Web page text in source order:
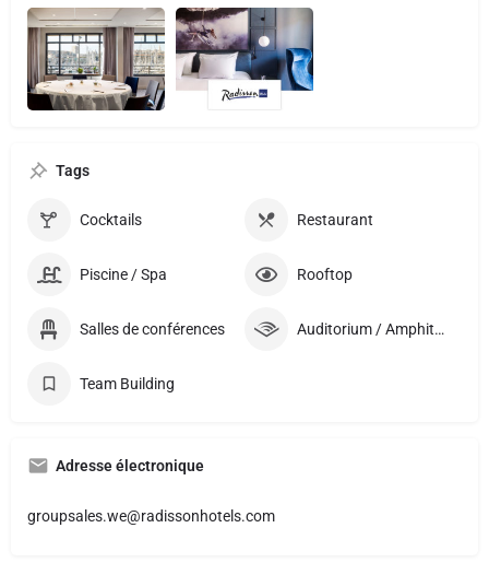
Tags
Cocktails Restaurant
Piscine / Spa Rooftop
Salles de conférences Auditorium / Amphithéatre
Team Building
Adresse électronique
groupsales.we@radissonhotels.com